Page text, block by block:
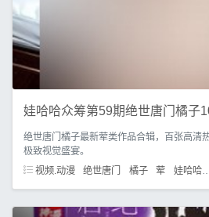
娃哈哈众筹第59期绝世唐门橘子
绝世唐门橘子最新荤类作品合辑，百张高清
极致视觉盛宴。
视频.动漫
绝世唐门 橘子 荤 娃哈哈